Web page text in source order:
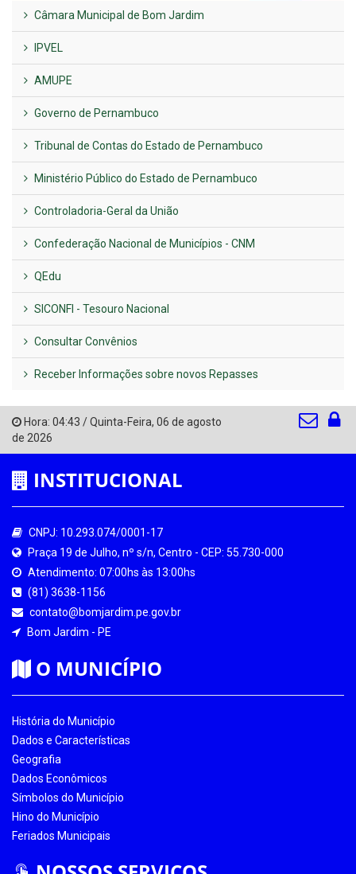
Câmara Municipal de Bom Jardim
IPVEL
AMUPE
Governo de Pernambuco
Tribunal de Contas do Estado de Pernambuco
Ministério Público do Estado de Pernambuco
Controladoria-Geral da União
Confederação Nacional de Municípios - CNM
QEdu
SICONFI - Tesouro Nacional
Consultar Convênios
Receber Informações sobre novos Repasses
Hora: 04:43 /Quinta-Feira, 06 de agosto
de 2026
INSTITUCIONAL
CNPJ: 10.293.074/0001-17
Praça 19 de Julho, nº s/n, Centro - CEP: 55.730-000
Atendimento: 07:00hs às 13:00hs
(81) 3638-1156
contato@bomjardim.pe.gov.br
Bom Jardim - PE
O MUNICÍPIO
História do Município
Dados e Características
Geografia
Dados Econômicos
Símbolos do Município
Hino do Município
Feriados Municipais